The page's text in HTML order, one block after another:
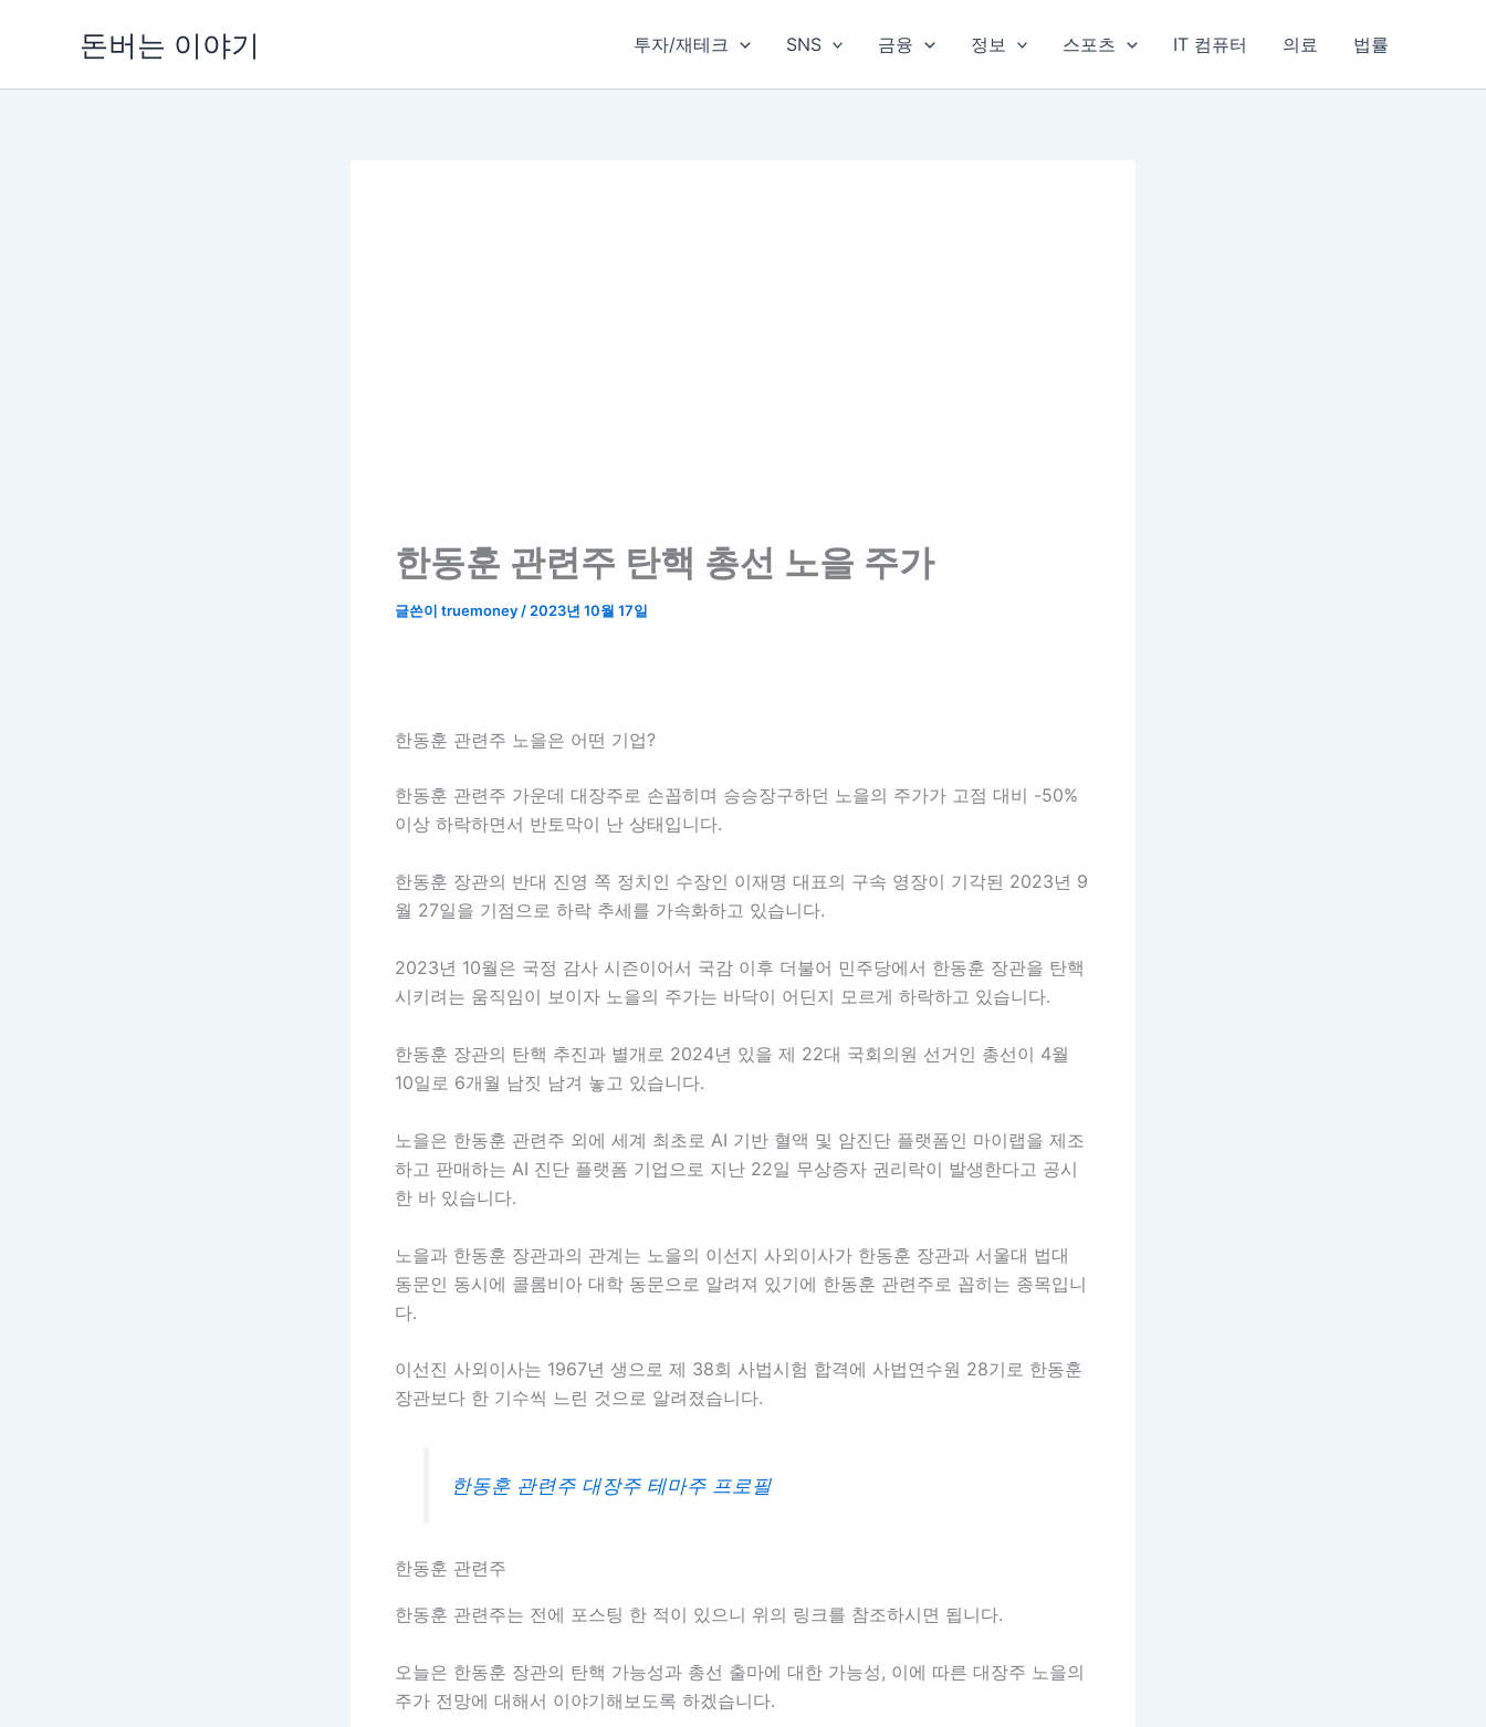
돈버는 이야기 투자/재테크 SNS 금융 정보 스포츠 IT 컴퓨터 의료 법률
한동훈 관련주 탄핵 총선 노을 주가
글쓴이 truemoney / 2023년 10월 17일
한동훈 관련주 노을은 어떤 기업?
한동훈 관련주 가운데 대장주로 손꼽히며 승승장구하던 노을의 주가가 고점 대비 -50%
이상 하락하면서 반토막이 난 상태입니다.
한동훈 장관의 반대 진영 쪽 정치인 수장인 이재명 대표의 구속 영장이 기각된 2023년 9
월 27일을 기점으로 하락 추세를 가속화하고 있습니다.
2023년 10월은 국정 감사 시즌이어서 국감 이후 더불어 민주당에서 한동훈 장관을 탄핵
시키려는 움직임이 보이자 노을의 주가는 바닥이 어딘지 모르게 하락하고 있습니다.
한동훈 장관의 탄핵 추진과 별개로 2024년 있을 제 22대 국회의원 선거인 총선이 4월
10일로 6개월 남짓 남겨 놓고 있습니다.
노을은 한동훈 관련주 외에 세계 최초로 AI 기반 혈액 및 암진단 플랫폼인 마이랩을 제조
하고 판매하는 AI 진단 플랫폼 기업으로 지난 22일 무상증자 권리락이 발생한다고 공시
한 바 있습니다.
노을과 한동훈 장관과의 관계는 노을의 이선지 사외이사가 한동훈 장관과 서울대 법대
동문인 동시에 콜롬비아 대학 동문으로 알려져 있기에 한동훈 관련주로 꼽히는 종목입니
다.
이선진 사외이사는 1967년 생으로 제 38회 사법시험 합격에 사법연수원 28기로 한동훈
장관보다 한 기수씩 느린 것으로 알려졌습니다.
한동훈 관련주 대장주 테마주 프로필
한동훈 관련주
한동훈 관련주는 전에 포스팅 한 적이 있으니 위의 링크를 참조하시면 됩니다.
오늘은 한동훈 장관의 탄핵 가능성과 총선 출마에 대한 가능성, 이에 따른 대장주 노을의
주가 전망에 대해서 이야기해보도록 하겠습니다.